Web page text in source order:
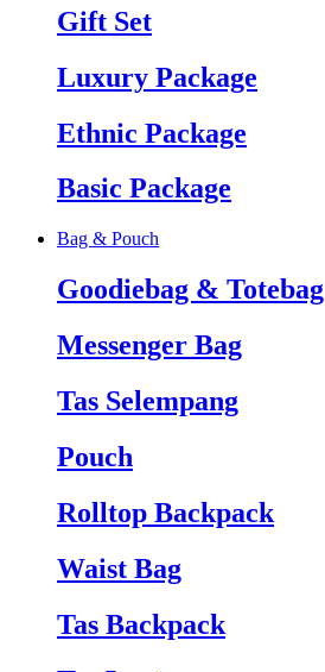
Gift Set
Luxury Package
Ethnic Package
Basic Package
Bag & Pouch
Goodiebag & Totebag
Messenger Bag
Tas Selempang
Pouch
Rolltop Backpack
Waist Bag
Tas Backpack